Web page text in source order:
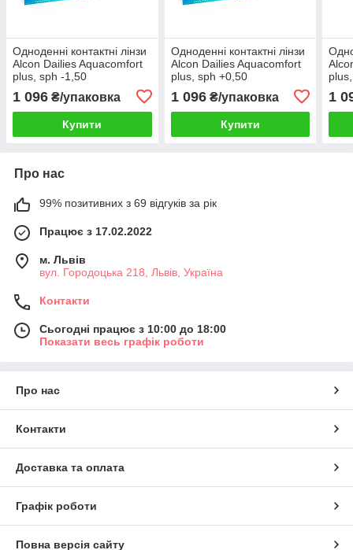
Одноденні контактні лінзи
Alcon Dailies Aquacomfort
plus, sph -1,50
1 096 ₴/упаковка
Купити
Одноденні контактні лінзи
Alcon Dailies Aquacomfort
plus, sph +0,50
1 096₴/упаковка
Купити
1
Про нас
99% позитивних з 69 відгуків за рік
Працює з 17.02.2022
м. Львів
вул. Городоцька 218, Львів, Україна
Контакти
Сьогодні працює з 10:00 до 18:00
Показати весь графік роботи
Про нас
Контакти
Доставка та оплата
Графік роботи
Повна версія сайту